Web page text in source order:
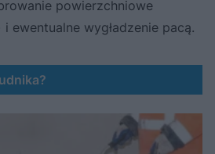
powierzchniowe
ewentualne wygładzenie pacą.